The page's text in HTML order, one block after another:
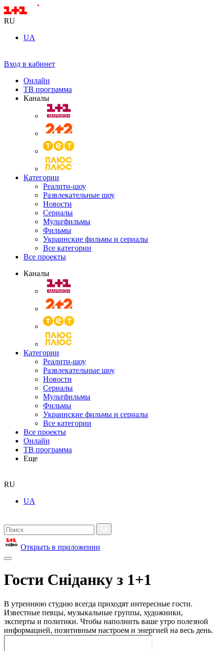
RU
UA
Вход в кабинет
Онлайн
ТВ программа
Каналы
Категории
Реалити-шоу
Развлекательные шоу
Новости
Сериалы
Мультфильмы
Фильмы
Украинские фильмы и сериалы
Все категории
Все проекты
Каналы
Категории
Реалити-шоу
Развлекательные шоу
Новости
Сериалы
Мультфильмы
Фильмы
Украинские фильмы и сериалы
Все категории
Все проекты
Онлайн
ТВ программа
Еще
RU
UA
Открыть в приложении
Гости Сніданку з 1+1
В утреннюю студию всегда приходят интересные гости.
Известные певцы, музыкальные группы, художники,
эксперты и политики. Чтобы наполнить ваше утро полезной
информацией, позитивным настроем и энергией на весь день.